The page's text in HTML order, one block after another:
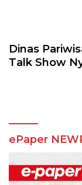
Dinas
Talk Show
ePaper